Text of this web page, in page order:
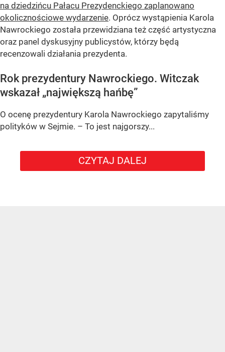
na dziedzińcu Pałacu Prezydenckiego zaplanowano
okolicznościowe wydarzenie. Oprócz wystąpienia Karola
Nawrockiego została przewidziana też część artystyczna
oraz panel dyskusyjny publicystów, którzy będą
recenzowali działania prezydenta.
Rok prezydentury Nawrockiego. Witczak
wskazał „największą hańbę”
O ocenę prezydentury Karola Nawrockiego zapytaliśmy
polityków w Sejmie. – To jest najgorszy...
CZYTAJ DALEJ